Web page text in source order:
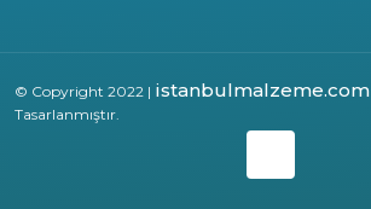
© Copyright 2022 | istanbulmalzeme.com
Tasarlanmıştır.